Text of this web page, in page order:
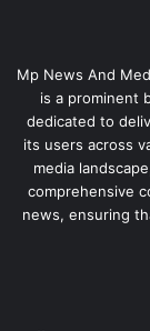
Mp News And
is a prominent
dedicated to
its users across
media
comprehensive
news, ensuring